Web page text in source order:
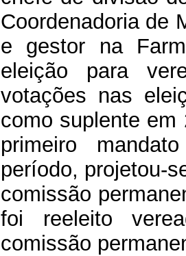
Coordenadoria de
e gestor na
eleição para
votações nas
como suplente
primeiro
período, projetou-
comissão
foi reeleito
comissão